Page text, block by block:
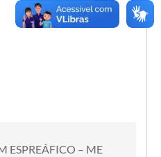
ESPREÁFICO – ME